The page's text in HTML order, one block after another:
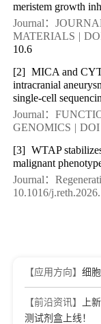
meristem growth
Journal：
MATERIALS |
10.6
[2] MICA and
intracranial
single-cell
Journal：
GENOMICS | DOI
[3] WTAP
malignant
Journal：
10.1016/
【应用方向】 细
【前沿资讯】
上
测试剂盒上线！